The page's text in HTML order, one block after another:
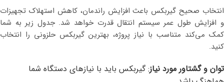
انتخاب صحیح گیربکس باعث افزایش راندمان، کاهش استهلاک تجهیزات
و افزایش طول عمر سیستم انتقال قدرت خواهد شد. جدول زیر به شما
کمک می‌کند متناسب با نیاز پروژه، بهترین گیربکس حلزونی را انتخاب
کنید.
توان و گشتاور مورد نیاز: گیربکس باید با نیازهای دستگاه شما